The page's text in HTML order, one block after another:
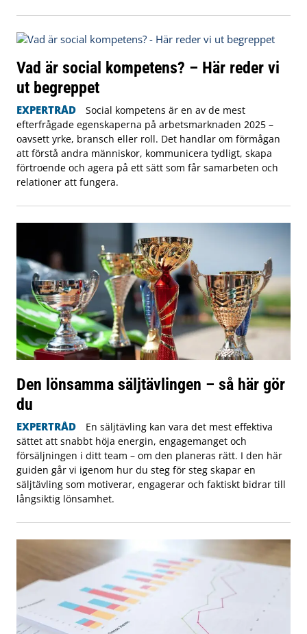
Vad är social kompetens? – Här reder vi
ut begreppet
EXPERTRÅD
Social kompetens är en av de mest
efterfrågade egenskaperna på arbetsmarknaden 2025 –
oavsett yrke, bransch eller roll. Det handlar om förmågan
att förstå andra människor, kommunicera tydligt, skapa
förtroende och agera på ett sätt som får samarbeten och
relationer att fungera.
Den lönsamma säljtävlingen – så här gör
du
EXPERTRÅD
En säljtävling kan vara det mest effektiva
sättet att snabbt höja energin, engagemanget och
försäljningen i ditt team – om den planeras rätt. I den här
guiden går vi igenom hur du steg för steg skapar en
säljtävling som motiverar, engagerar och faktiskt bidrar till
långsiktig lönsamhet.